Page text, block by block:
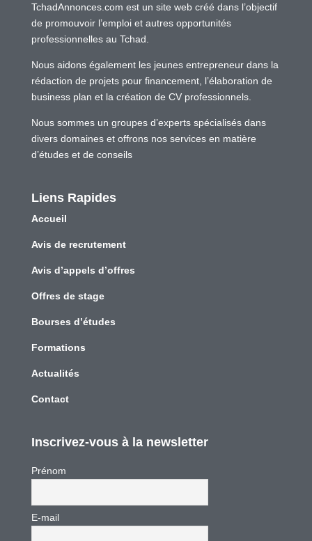
TchadAnnonces.com est un site web créé dans l’objectif
de promouvoir l’emploi et autres opportunités
professionnelles au Tchad.
Nous aidons également les jeunes entrepreneur dans la
rédaction de projets pour financement, l’élaboration de
business plan et la création de CV professionnels.
Nous sommes un groupes d’experts spécialisés dans
divers domaines et offrons nos services en matière
d’études et de conseils
Liens Rapides
Accueil
Avis de recrutement
Avis d’appels d’offres
Offres de stage
Bourses d’études
Formations
Actualités
Contact
Inscrivez-vous à la newsletter
Prénom
E-mail